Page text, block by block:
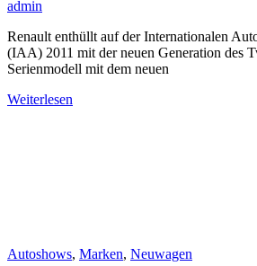
admin
Renault enthüllt auf der Internationalen
(IAA) 2011 mit der neuen Generation des
Serienmodell mit dem neuen
Weiterlesen
Autoshows, Marken, Neuwagen